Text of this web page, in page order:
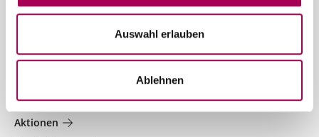
Auswahl erlauben
Ablehnen
Jetzt anmelden
Welt der Weine
Aktionen